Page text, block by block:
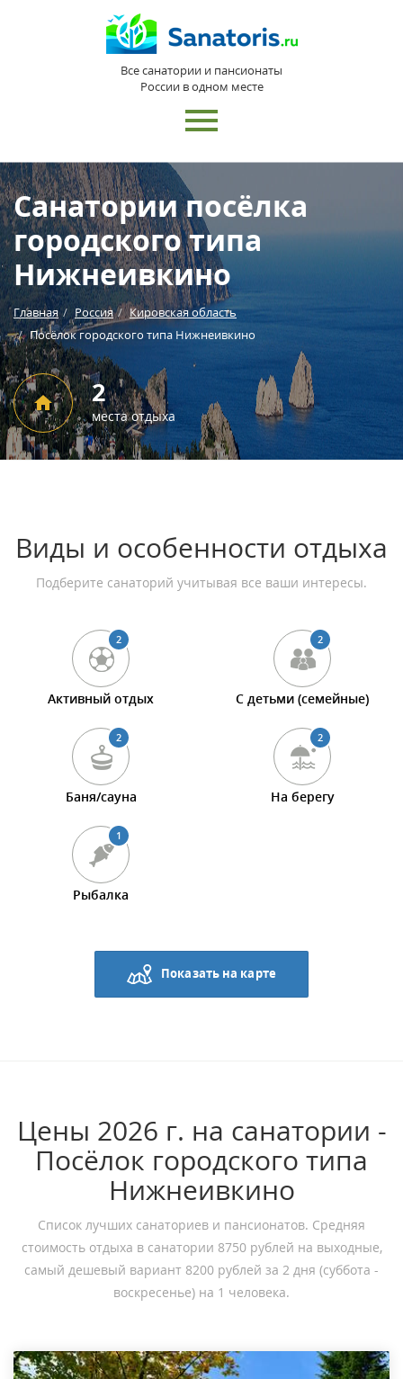
Все санатории и пансионаты
России в одном месте
Санатории посёлка
городского типа
Нижнеивкино
Главная Россия
Кировская область
Посёлок городского типа Нижнеивкино
2
места отдыха
Виды и особенности отдыха
Подберите санаторий учитывая все ваши интересы.
2
Активный отдых
2
С детьми (семейные)
2
Баня/сауна
2
На берегу
1
Рыбалка
Показать на карте
Цены 2026 г. на санатории -
Посёлок городского типа
Нижнеивкино
Список лучших санаториев и пансионатов. Средняя
стоимость отдыха в санатории 8750 рублей на выходные,
самый дешевый вариант 8200 рублей за 2 дня (суббота -
воскресенье) на 1 человека.